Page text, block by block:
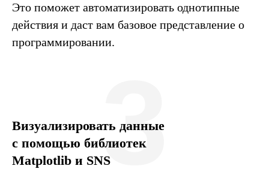
Это поможет автоматизировать однотипные
действия и даст вам базовое представление о
программировании.
Визуализировать данные
с помощью библиотек
Matplotlib и SNS3